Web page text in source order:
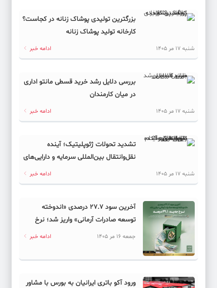
بزرگترین تولیدی پوشاک زنانه در کجاست؟
کارخانه تولید پوشاک زنانه
شنبه 17 مر 1405 ادامه خبر
بررسی دلایل رشد خرید قسطی مانتو اداری
در میان کارمندان
شنبه 17 مر 1405 ادامه خبر
تشدید تحولات ژئوپلیتیک؛ آینده
نقل‌وانتقال بین‌المللی سرمایه و دارایی‌های
شنبه 17 مر 1405 ادامه خبر
آخرین سود ۲۷.۷ درصدی «اندوخته
توسعه صادرات آرمانی» واریز شد؛ نرخ
جدید ۲۹.۱ درصد
جمعه 16 مر 1405 ادامه خبر
ورود آکو باتری ایرانیان به بورس با مشاور